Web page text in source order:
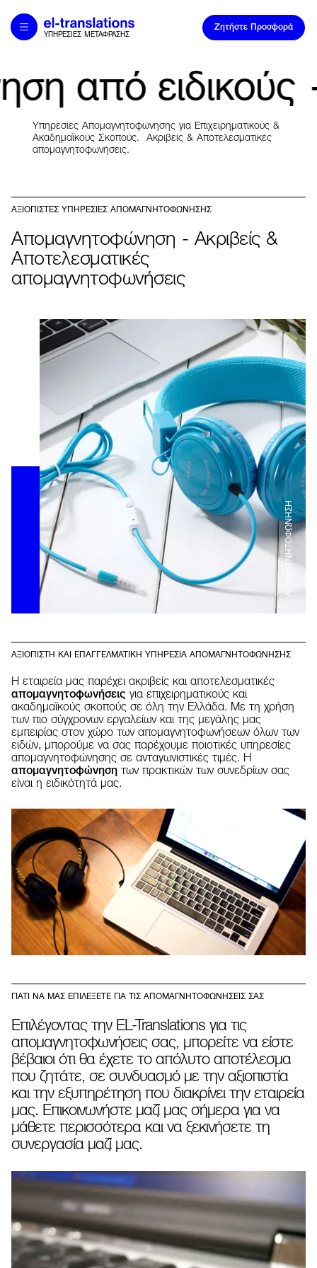
Home
Υπηρεσίες
Τομείς Εξειδίκευσης
Ευκαιρίες Καριέρας
Επικοινωνία
Academy
ΥΠΗΡΕΣΙΕΣ ΜΕΤΑΦΡΑΣΗΣ
Ζητήστε Προσφορά
από
Απομαγνητοφώνηση από ειδικούς
Υπηρεσίες Απομαγνητοφώνησης για
Υπηρεσίες Απομαγνητοφώνησης για Επιχειρηματικούς &
Ακαδημαϊκούς Σκοπούς. Ακριβείς & Αποτελεσματικές
απομαγνητοφωνήσεις.
ΑΞΙΟΠΙΣΤΕΣ ΥΠΗΡΕΣΙΕΣ ΑΠΟΜΑΓΝΗΤΟΦΩΝΗΣΗΣ
Απομαγνητοφώνηση - Ακριβείς &
Αποτελεσματικές
απομαγνητοφωνήσεις
ΑΠΟΜΑΓΝΗΤΟΦΩΝΗΣΗ
ΑΞΙΟΠΙΣΤΗ ΚΑΙ ΕΠΑΓΓΕΛΜΑΤΙΚΗ ΥΠΗΡΕΣIA ΑΠΟΜΑΓΝΗΤΟΦΩΝΗΣΗΣ
Η εταιρεία μας παρέχει ακριβείς και αποτελεσματικές
απομαγνητοφωνήσεις για επιχειρηματικούς και
ακαδημαϊκούς σκοπούς σε όλη την Ελλάδα. Με τη χρήση
των πιο σύγχρονων εργαλείων και της μεγάλης μας
εμπειρίας στον χώρο των απομαγνητοφωνήσεων όλων των
ειδών, μπορούμε να σας παρέχουμε ποιοτικές υπηρεσίες
απομαγνητοφώνησης σε ανταγωνιστικές τιμές. Η
απομαγνητοφώνηση των πρακτικών των συνεδρίων σας
είναι η ειδικότητά μας.
ΓΙΑΤΙ ΝΑ ΜΑΣ ΕΠΙΛΕΞΕΤΕ ΓΙΑ ΤΙΣ ΑΠΟΜΑΓΝΗΤΟΦΩΝΗΣΕΙΣ ΣΑΣ
Επιλέγοντας την EL-Translations για τις
απομαγνητοφωνήσεις σας, μπορείτε να είστε
βέβαιοι ότι θα έχετε το απόλυτο αποτέλεσμα
που ζητάτε, σε συνδυασμό με την αξιοπιστία
και την εξυπηρέτηση που διακρίνει την εταιρεία
μας. Επικοινωνήστε μαζί μας σήμερα για να
μάθετε περισσότερα και να ξεκινήσετε τη
συνεργασία μαζί μας.